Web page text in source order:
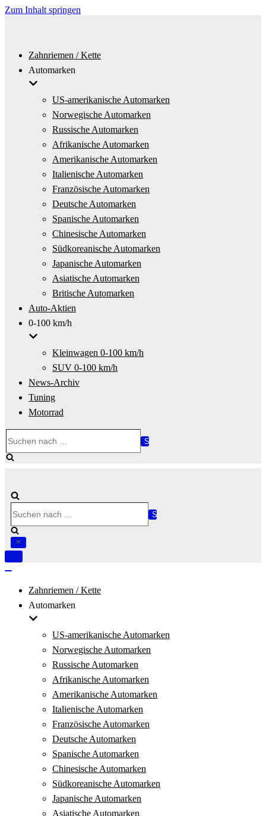
Zum Inhalt springen
Zahnriemen / Kette
Automarken
US-amerikanische Automarken
Norwegische Automarken
Russische Automarken
Afrikanische Automarken
Amerikanische Automarken
Italienische Automarken
Französische Automarken
Deutsche Automarken
Spanische Automarken
Chinesische Automarken
Südkoreanische Automarken
Japanische Automarken
Asiatische Automarken
Britische Automarken
Auto-Aktien
0-100 km/h
Kleinwagen 0-100 km/h
SUV 0-100 km/h
News-Archiv
Tuning
Motorrad
nach …
nach …
Navigation
Zahnriemen / Kette
Automarken
US-amerikanische Automarken
Norwegische Automarken
Russische Automarken
Afrikanische Automarken
Amerikanische Automarken
Italienische Automarken
Französische Automarken
Deutsche Automarken
Spanische Automarken
Chinesische Automarken
Südkoreanische Automarken
Japanische Automarken
Asiatische Automarken